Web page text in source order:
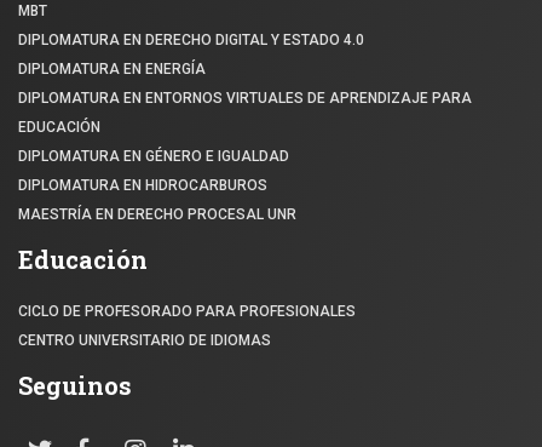
MBT
DIPLOMATURA EN DERECHO DIGITAL Y ESTADO 4.0
DIPLOMATURA EN ENERGÍA
DIPLOMATURA EN ENTORNOS VIRTUALES DE APRENDIZAJE PARA
EDUCACIÓN
DIPLOMATURA EN GÉNERO E IGUALDAD
DIPLOMATURA EN HIDROCARBUROS
MAESTRÍA EN DERECHO PROCESAL UNR
Educación
CICLO DE PROFESORADO PARA PROFESIONALES
CENTRO UNIVERSITARIO DE IDIOMAS
Seguinos